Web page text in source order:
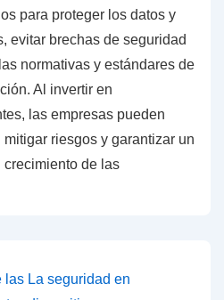
para proteger los datos y
evitar brechas de seguridad
normativas y estándares de
Al invertir en
las empresas pueden
riesgos y garantizar un
crecimiento de las
las La
La seguridad en